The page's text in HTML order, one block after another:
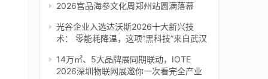
2026宫品海参文化周郑州站圆满落幕
光谷企业入选达沃斯2026十大新兴技
术： 零能耗降温，这项”黑科技”来自武汉
14万㎡、5大品牌展同期联动，IOTE
2026深圳物联网展邀你一次看完全产业